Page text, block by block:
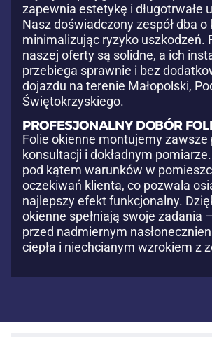
PROFESJONALNY DOBÓR
Folie okienne montujemy zawsze
konsultacji i dokładnym
pod kątem warunków w
oczekiwań klienta, co pozwala
najlepszy efekt funkcjonalny.
okienne spełniają swoje zadania
przed nadmiernym
ciepła i niechcianym wzrokiem z
zapewnia estetykę i długotrwałe
Nasz doświadczony zespół dba o
minimalizując ryzyko uszkodzeń.
naszej oferty są solidne, a ich
przebiega sprawnie i bez
dojazdu na terenie Małopolski,
Świętokrzyskiego.